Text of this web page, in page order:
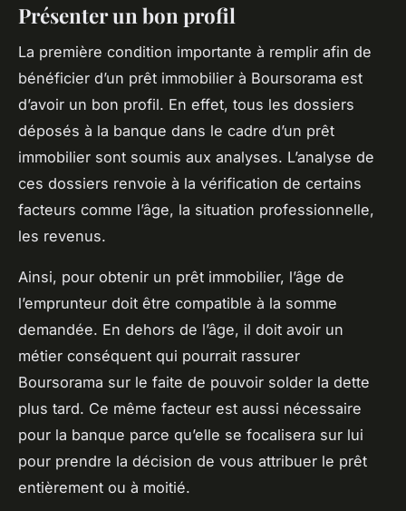
Présenter un bon profil
La première condition importante à remplir afin de
bénéficier d’un prêt immobilier à Boursorama est
d’avoir un bon profil. En effet, tous les dossiers
déposés à la banque dans le cadre d’un prêt
immobilier sont soumis aux analyses. L’analyse de
ces dossiers renvoie à la vérification de certains
facteurs comme l’âge, la situation professionnelle,
les revenus.
Ainsi, pour obtenir un prêt immobilier, l’âge de
l’emprunteur doit être compatible à la somme
demandée. En dehors de l’âge, il doit avoir un
métier conséquent qui pourrait rassurer
Boursorama sur le faite de pouvoir solder la dette
plus tard. Ce même facteur est aussi nécessaire
pour la banque parce qu’elle se focalisera sur lui
pour prendre la décision de vous attribuer le prêt
entièrement ou à moitié.